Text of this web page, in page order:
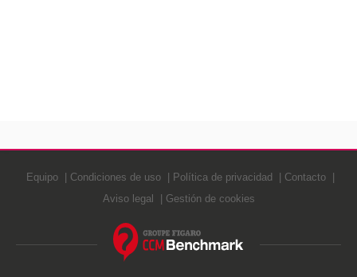
Equipo Condiciones de uso Política de privacidad
Contacto
Aviso legal
Gestión de cookies